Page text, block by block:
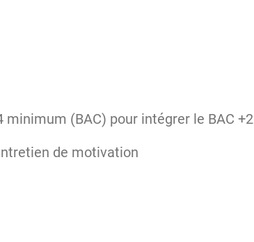
(BAC) pour intégrer le BAC +2
de motivation